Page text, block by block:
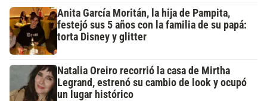
Anita García Moritán, la hija de Pampita,
festejó sus 5 años con la familia de su papá:
torta Disney y glitter
Natalia Oreiro recorrió la casa de Mirtha
Legrand, estrenó su cambio de look y ocupó
un lugar histórico